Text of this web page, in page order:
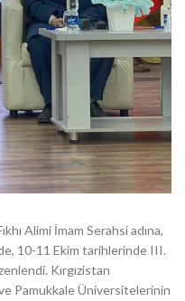
Alimi İmam Serahsi adına,
10-11 Ekim tarihlerinde III.
Kırgızistan
Pamukkale Üniversitelerinin